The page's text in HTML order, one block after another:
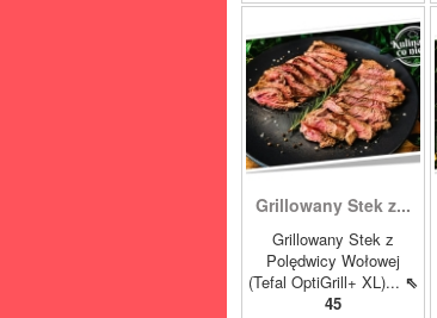
Grillowany Stek z...
Grillowany Stek z
Polędwicy Wołowej
(Tefal OptiGrill+ XL)... ⇖
45